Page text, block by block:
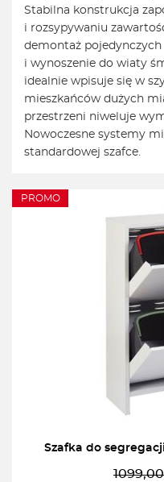
Stabilna konstrukcja
i rozsypywaniu
demontaż
i wynoszenie do wiaty
idealnie wpisuje się w
mieszkańców dużych
przestrzeni niweluje
Nowoczesne systemy
standardowej szafce.
PROMO
Szafka do
1099,00